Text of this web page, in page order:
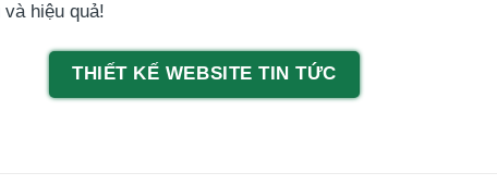
hiệu quả!
THIẾT KẾ WEBSITE TIN TỨC